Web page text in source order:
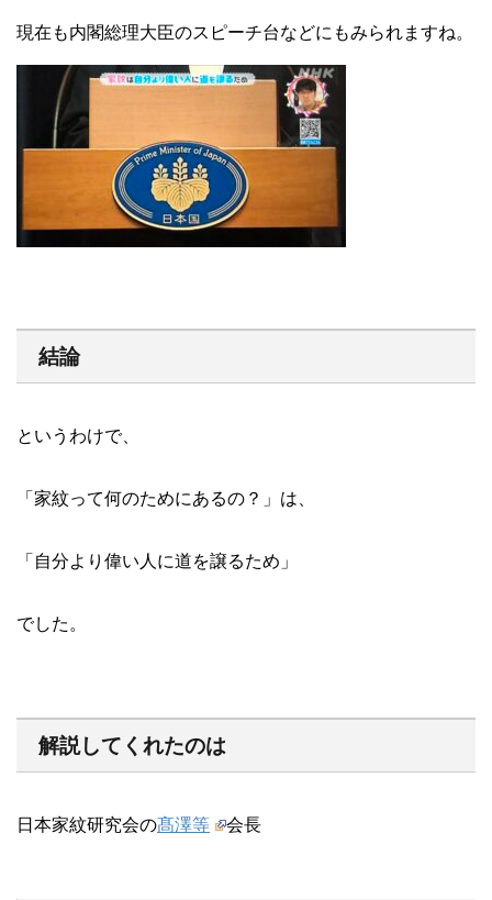
現在も内閣総理大臣のスピーチ台などにもみられますね。
結論
というわけで、
「家紋って何のためにあるの？」は、
「自分より偉い人に道を譲るため」
でした。
解説してくれたのは
日本家紋研究会の髙澤等 会長